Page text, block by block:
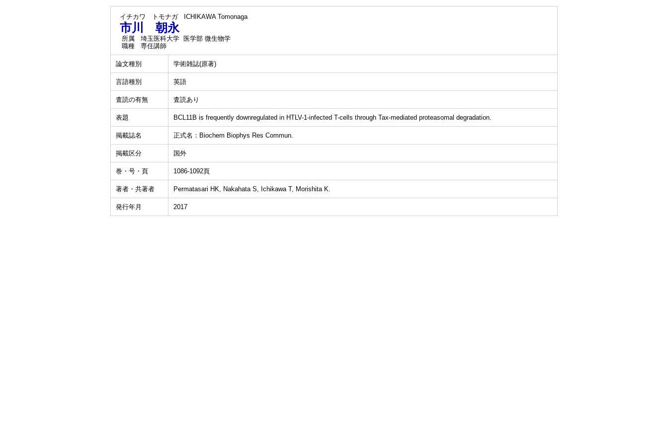
イチカワ トモナガ ICHIKAWA Tomonaga
市川 朝永
所属
埼玉医科大学 医学部 微生物学
職種
専任講師
論文種別 学術雑誌(原著)
言語種別 英語
査読の有無 査読あり
表題 BCL11B is frequently downregulated in HTLV-1-infected T-cells through Tax-mediated proteasomal degradation.
掲載誌名 正式名：Biochem Biophys Res Commun.
掲載区分 国外
巻・号・頁 1086-1092頁
著者・共著者 Permatasari HK, Nakahata S, Ichikawa T, Morishita K.
発行年月 2017